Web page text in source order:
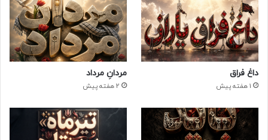
داغ فراق
1 هفته پیش
مردانِ مرداد
2 هفته پیش